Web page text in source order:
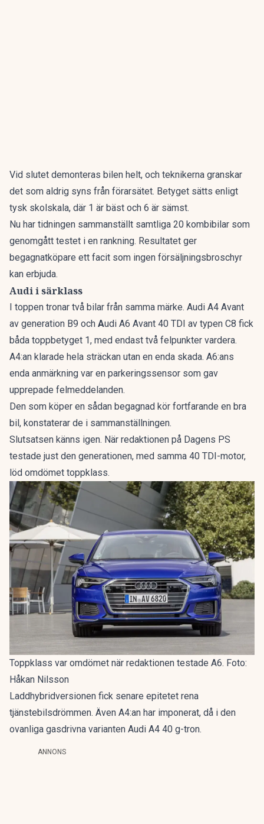
Vid slutet demonteras bilen helt, och teknikerna granskar
det som aldrig syns från förarsätet. Betyget sätts enligt
tysk skolskala, där 1 är bäst och 6 är sämst.
Nu har tidningen sammanställt samtliga 20 kombibilar som
genomgått testet i en rankning. Resultatet ger
begagnatköpare ett facit som ingen försäljningsbroschyr
kan erbjuda.
Audi i särklass
I toppen tronar två bilar från samma märke. Audi A4 Avant
av generation B9 och Audi A6 Avant 40 TDI av typen C8 fick
båda toppbetyget 1, med endast två felpunkter vardera.
A4:an klarade hela sträckan utan en enda skada. A6:ans
enda anmärkning var en parkeringssensor som gav
upprepade felmeddelanden.
Den som köper en sådan begagnad kör fortfarande en bra
bil, konstaterar de i sammanställningen.
Slutsatsen känns igen. När redaktionen på Dagens PS
testade just den generationen, med samma 40 TDI-motor,
löd omdömet toppklass.
Toppklass var omdömet när redaktionen testade A6. Foto:
Håkan Nilsson
Laddhybridversionen fick senare epitetet rena
tjänstebilsdrömmen. Även A4:an har imponerat, då i den
ovanliga gasdrivna varianten Audi A4 40 g-tron.
ANNONS